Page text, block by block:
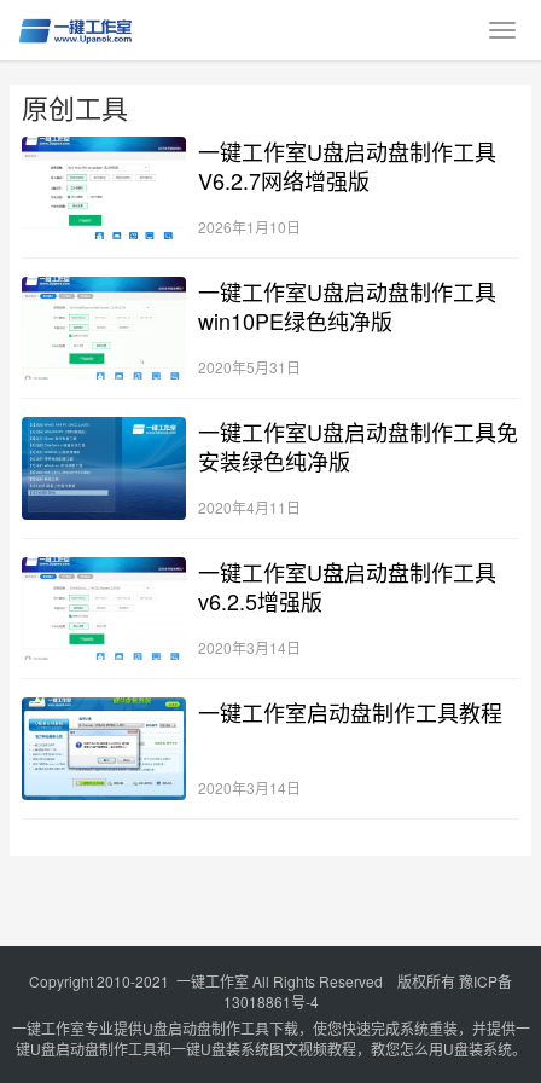
原创工具
一键工作室U盘启动盘制作工具
V6.2.7网络增强版
2026年1月10日
一键工作室U盘启动盘制作工具
win10PE绿色纯净版
2020年5月31日
一键工作室U盘启动盘制作工具免
安装绿色纯净版
2020年4月11日
一键工作室U盘启动盘制作工具
v6.2.5增强版
2020年3月14日
一键工作室启动盘制作工具教程
2020年3月14日
Copyright 2010-2021 一键工作室 All Rights Reserved 版权所有豫ICP备
13018861号-4
一键工作室专业提供U盘启动盘制作工具下载，使您快速完成系统重装，并提供一
键U盘启动盘制作工具和一键U盘装系统图文视频教程，教您怎么用U盘装系统。